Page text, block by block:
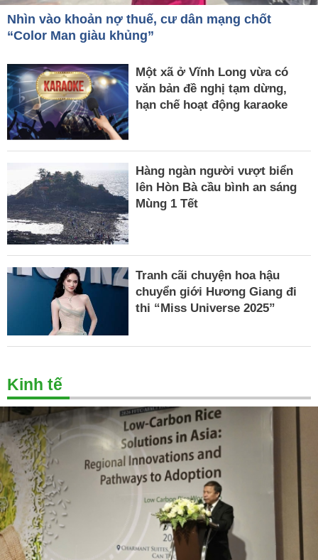
Nhìn vào khoản nợ thuế, cư dân mạng chốt
“Color Man giàu khủng”
Một xã ở Vĩnh Long vừa có
văn bản đề nghị tạm dừng,
hạn chế hoạt động karaoke
Hàng ngàn người vượt biển
lên Hòn Bà cầu bình an sáng
Mùng 1 Tết
Tranh cãi chuyện hoa hậu
chuyển giới Hương Giang đi
thi “Miss Universe 2025”
Kinh tế